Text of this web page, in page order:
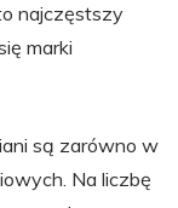
najczęstszy
marki
są zarówno w
Na liczbę